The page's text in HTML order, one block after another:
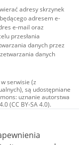
adresy skrzynek
adresem e-
e-mail oraz
przesłania
danych przez
danych
serwisie (z
są udostępniane
uznanie autorstwa
(CC BY-SA 4.0).
zdjęcia, materiały
na licencji typu
użycie
4.0 (CC BY-
inaczej.